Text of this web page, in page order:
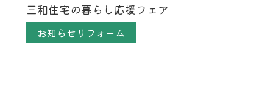
三和住宅の暮らし応援フェア
お知らせリフォーム